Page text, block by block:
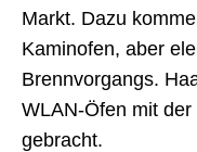
Markt. Dazu
Kaminofen, aber
Brennvorgangs.
WLAN-Öfen mit
gebracht.